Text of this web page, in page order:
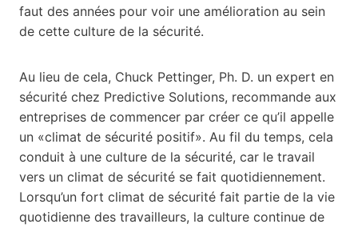
faut des années pour voir une amélioration au sein
de cette culture de la sécurité.
Au lieu de cela, Chuck Pettinger, Ph. D. un expert en
sécurité chez Predictive Solutions, recommande aux
entreprises de commencer par créer ce qu’il appelle
un «climat de sécurité positif». Au fil du temps, cela
conduit à une culture de la sécurité, car le travail
vers un climat de sécurité se fait quotidiennement.
Lorsqu’un fort climat de sécurité fait partie de la vie
quotidienne des travailleurs, la culture continue de